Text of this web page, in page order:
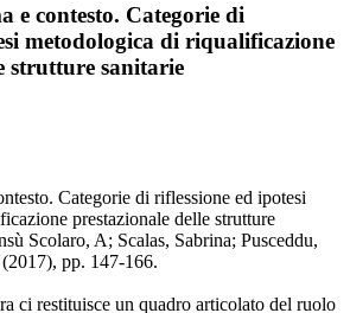
e contesto. Categorie di
metodologica di riqualificazione
strutture sanitarie
Categorie di riflessione ed ipotesi
prestazionale delle strutture
Scolaro, A; Scalas, Sabrina; Pusceddu,
pp. 147-166.
ci restituisce un quadro articolato del ruolo